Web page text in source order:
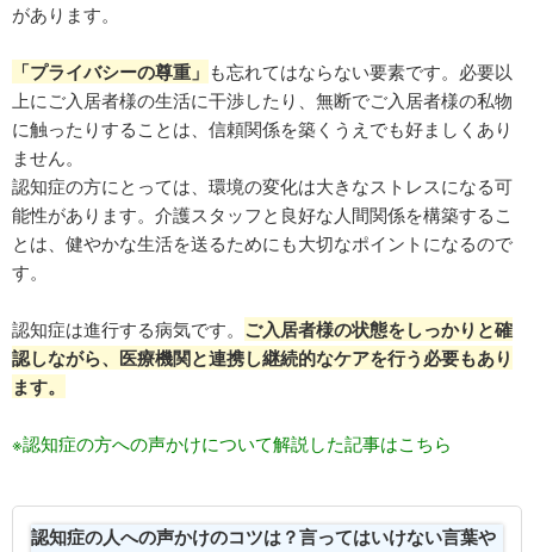
があります。
「プライバシーの尊重」 も忘れてはならない要素です。必要以
上にご入居者様の生活に干渉したり、無断でご入居者様の私物
に触ったりすることは、信頼関係を築くうえでも好ましくあり
ません。
認知症の方にとっては、環境の変化は大きなストレスになる可
能性があります。介護スタッフと良好な人間関係を構築するこ
とは、健やかな生活を送るためにも大切なポイントになるので
す。
認知症は進行する病気です。 ご入居者様の状態をしっかりと確
認しながら、医療機関と連携し継続的なケアを行う必要もあり
ます。
※認知症の方への声かけについて解説した記事はこちら
認知症の人への声かけのコツは？言ってはいけない言葉や